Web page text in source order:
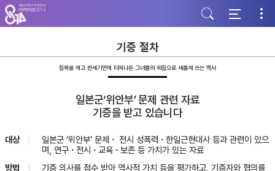
주
메
뉴
가
본
문
바
기
하
단
바
기
기증 절차
침묵을 깨고 반세기만에 터져나온 그녀들의 외침으로 새롭게 쓰는 역사
일본군‘위안부’ 문제 관련 자료
기증을 받고 있습니다
대상
일본군 ‘위안부’ 문제・ 전시 성폭력・한일근현대사 등과 관련이 있으
며, 연구・전시・교육・보존 등 가치가 있는 자료
방법
기증 의사를 접수 받아 역사적 가치 등을 평가하고, 기증자와 협의를